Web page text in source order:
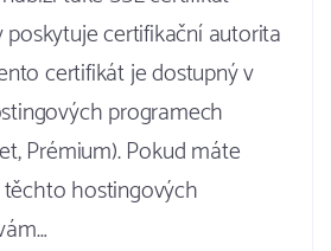
poskytuje certifikační autorita
certifikát je dostupný v
programech
Prémium). Pokud máte
hostingových